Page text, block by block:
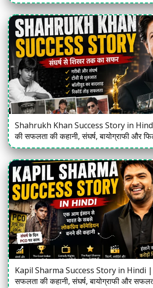
Shahrukh Khan Success Story in
की सफलता की कहानी, संघर्ष, बायोग्राफी और
Kapil Sharma Success Story in Hindi |
सफलता की कहानी, संघर्ष, बायोग्राफी और